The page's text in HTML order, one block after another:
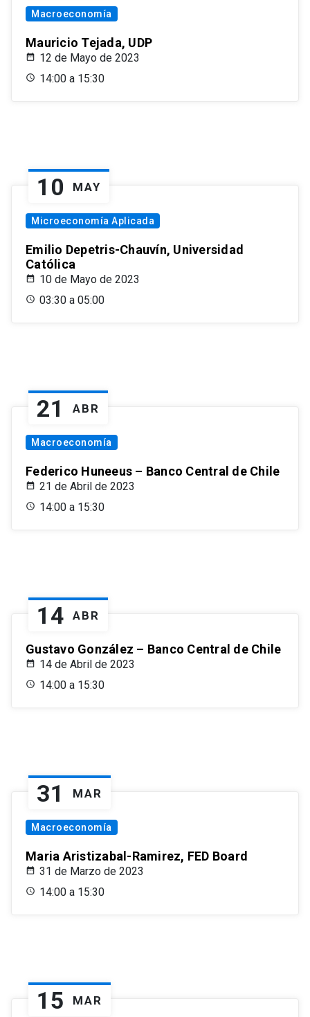
Macroeconomía
Mauricio Tejada, UDP
12 de Mayo de 2023
14:00 a 15:30
10 MAY
Microeconomía Aplicada
Emilio Depetris-Chauvín, Universidad
Católica
10 de Mayo de 2023
03:30 a 05:00
21 ABR
Macroeconomía
Federico Huneeus – Banco Central de Chile
21 de Abril de 2023
14:00 a 15:30
14 ABR
Gustavo González – Banco Central de Chile
14 de Abril de 2023
14:00 a 15:30
31 MAR
Macroeconomía
Maria Aristizabal-Ramirez, FED Board
31 de Marzo de 2023
14:00 a 15:30
15 MAR